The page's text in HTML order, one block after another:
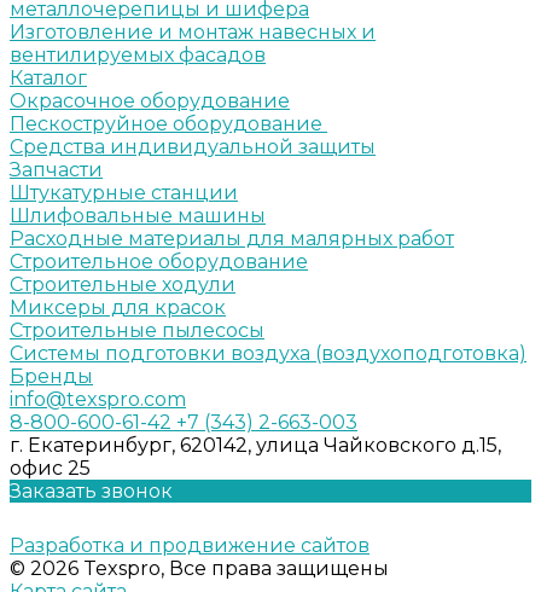
металлочерепицы и шифера
Изготовление и монтаж навесных и
вентилируемых фасадов
Каталог
Окрасочное оборудование
Пескоструйное оборудование
Средства индивидуальной защиты
Запчасти
Штукатурные станции
Шлифовальные машины
Расходные материалы для малярных работ
Строительное оборудование
Строительные ходули
Миксеры для красок
Строительные пылесосы
Системы подготовки воздуха (воздухоподготовка)
Бренды
info@texspro.com
8-800-600-61-42 +7 (343) 2-663-003
г. Екатеринбург, 620142, улица Чайковского д.15,
офис 25
Заказать звонок
Разработка и продвижение сайтов
© 2026 Texspro, Все права защищены